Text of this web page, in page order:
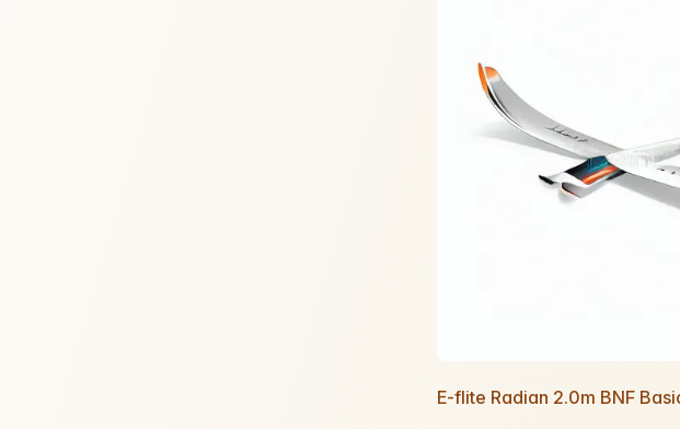
E-flite Radian 2.0m BNF